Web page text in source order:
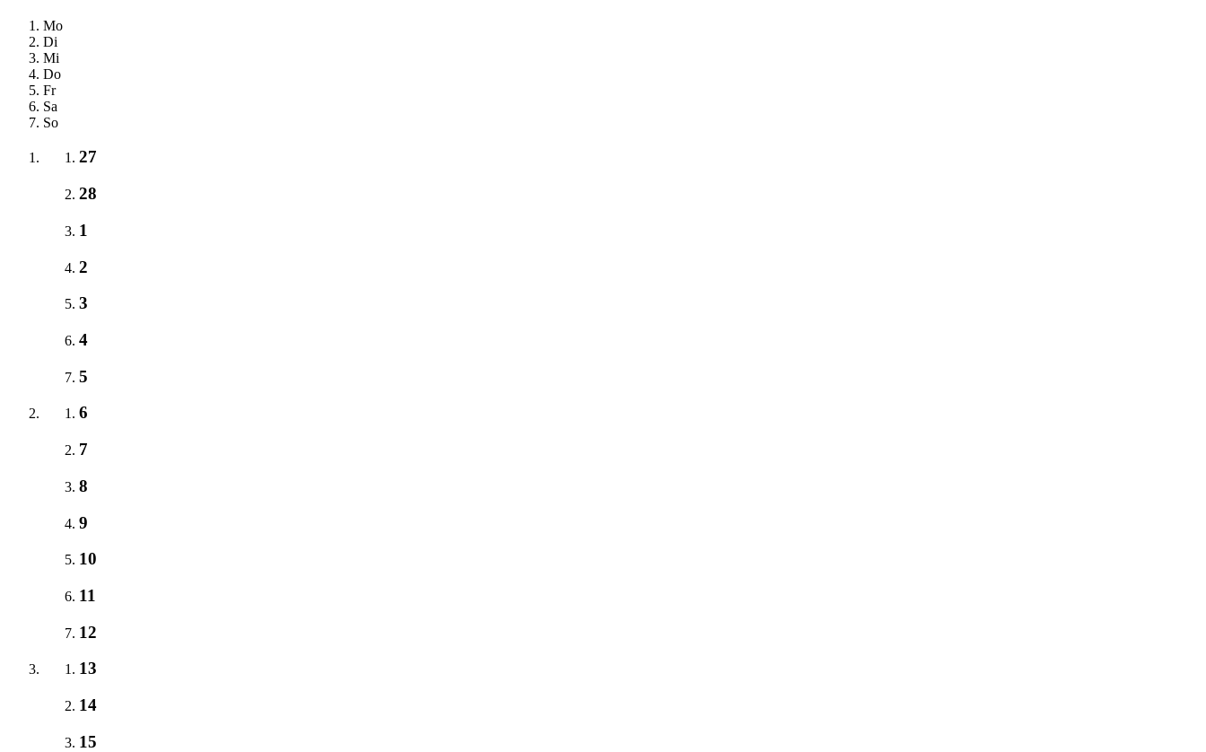
Mo
Di
Mi
Do
Fr
Sa
So
27
28
1
2
3
4
5
6
7
8
9
10
11
12
13
14
15